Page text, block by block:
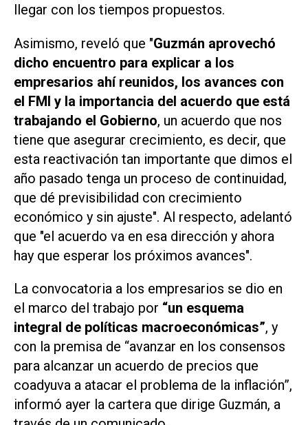
llegar con los tiempos propuestos.
Asimismo, reveló que "Guzmán aprovechó
dicho encuentro para explicar a los
empresarios ahí reunidos, los avances con
el FMI y la importancia del acuerdo que está
trabajando el Gobierno, un acuerdo que nos
tiene que asegurar crecimiento, es decir, que
esta reactivación tan importante que dimos el
año pasado tenga un proceso de continuidad,
que dé previsibilidad con crecimiento
económico y sin ajuste". Al respecto, adelantó
que "el acuerdo va en esa dirección y ahora
hay que esperar los próximos avances".
La convocatoria a los empresarios se dio en
el marco del trabajo por “un esquema
integral de políticas macroeconómicas”, y
con la premisa de “avanzar en los consensos
para alcanzar un acuerdo de precios que
coadyuva a atacar el problema de la inflación”,
informó ayer la cartera que dirige Guzmán, a